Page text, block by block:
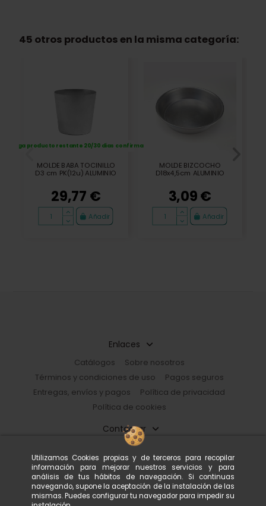
Utilizamos Cookies propias y de terceros para recopilar
información para mejorar nuestros servicios y para
análisis de tus hábitos de navegación. Si continuas
navegando, supone la aceptación de la instalación de las
mismas. Puedes configurar tu navegador para impedir su
45 otros productos en la misma categoría:
Entrega producto restante 20/30 dias confirmación
MOLDE BABA TOCINILLO
D3 cm PK(12u) ALUMINIO
29,77 €
Añadir
MOLDE BIZCOCHO
D18x4,5cm ALUMINIO
3,09 €
Añadir
Enlaces
Catálogos
Sobre nosotros
Términos y condiciones de uso
Pagos seguros
Entregas, envíos y pagos
Política de privacidad
Política de cookies
Contactar
Restorhome
Paseo de Guayaquil, 39 |08030 Barcelona, España
933 602 600
tienda@restorhome.es